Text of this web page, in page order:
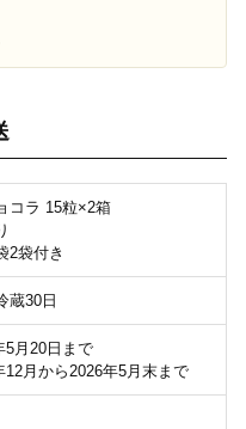
コラ 15粒×2箱
2袋付き
蔵30日
5月20日まで
12月から2026年5月末まで